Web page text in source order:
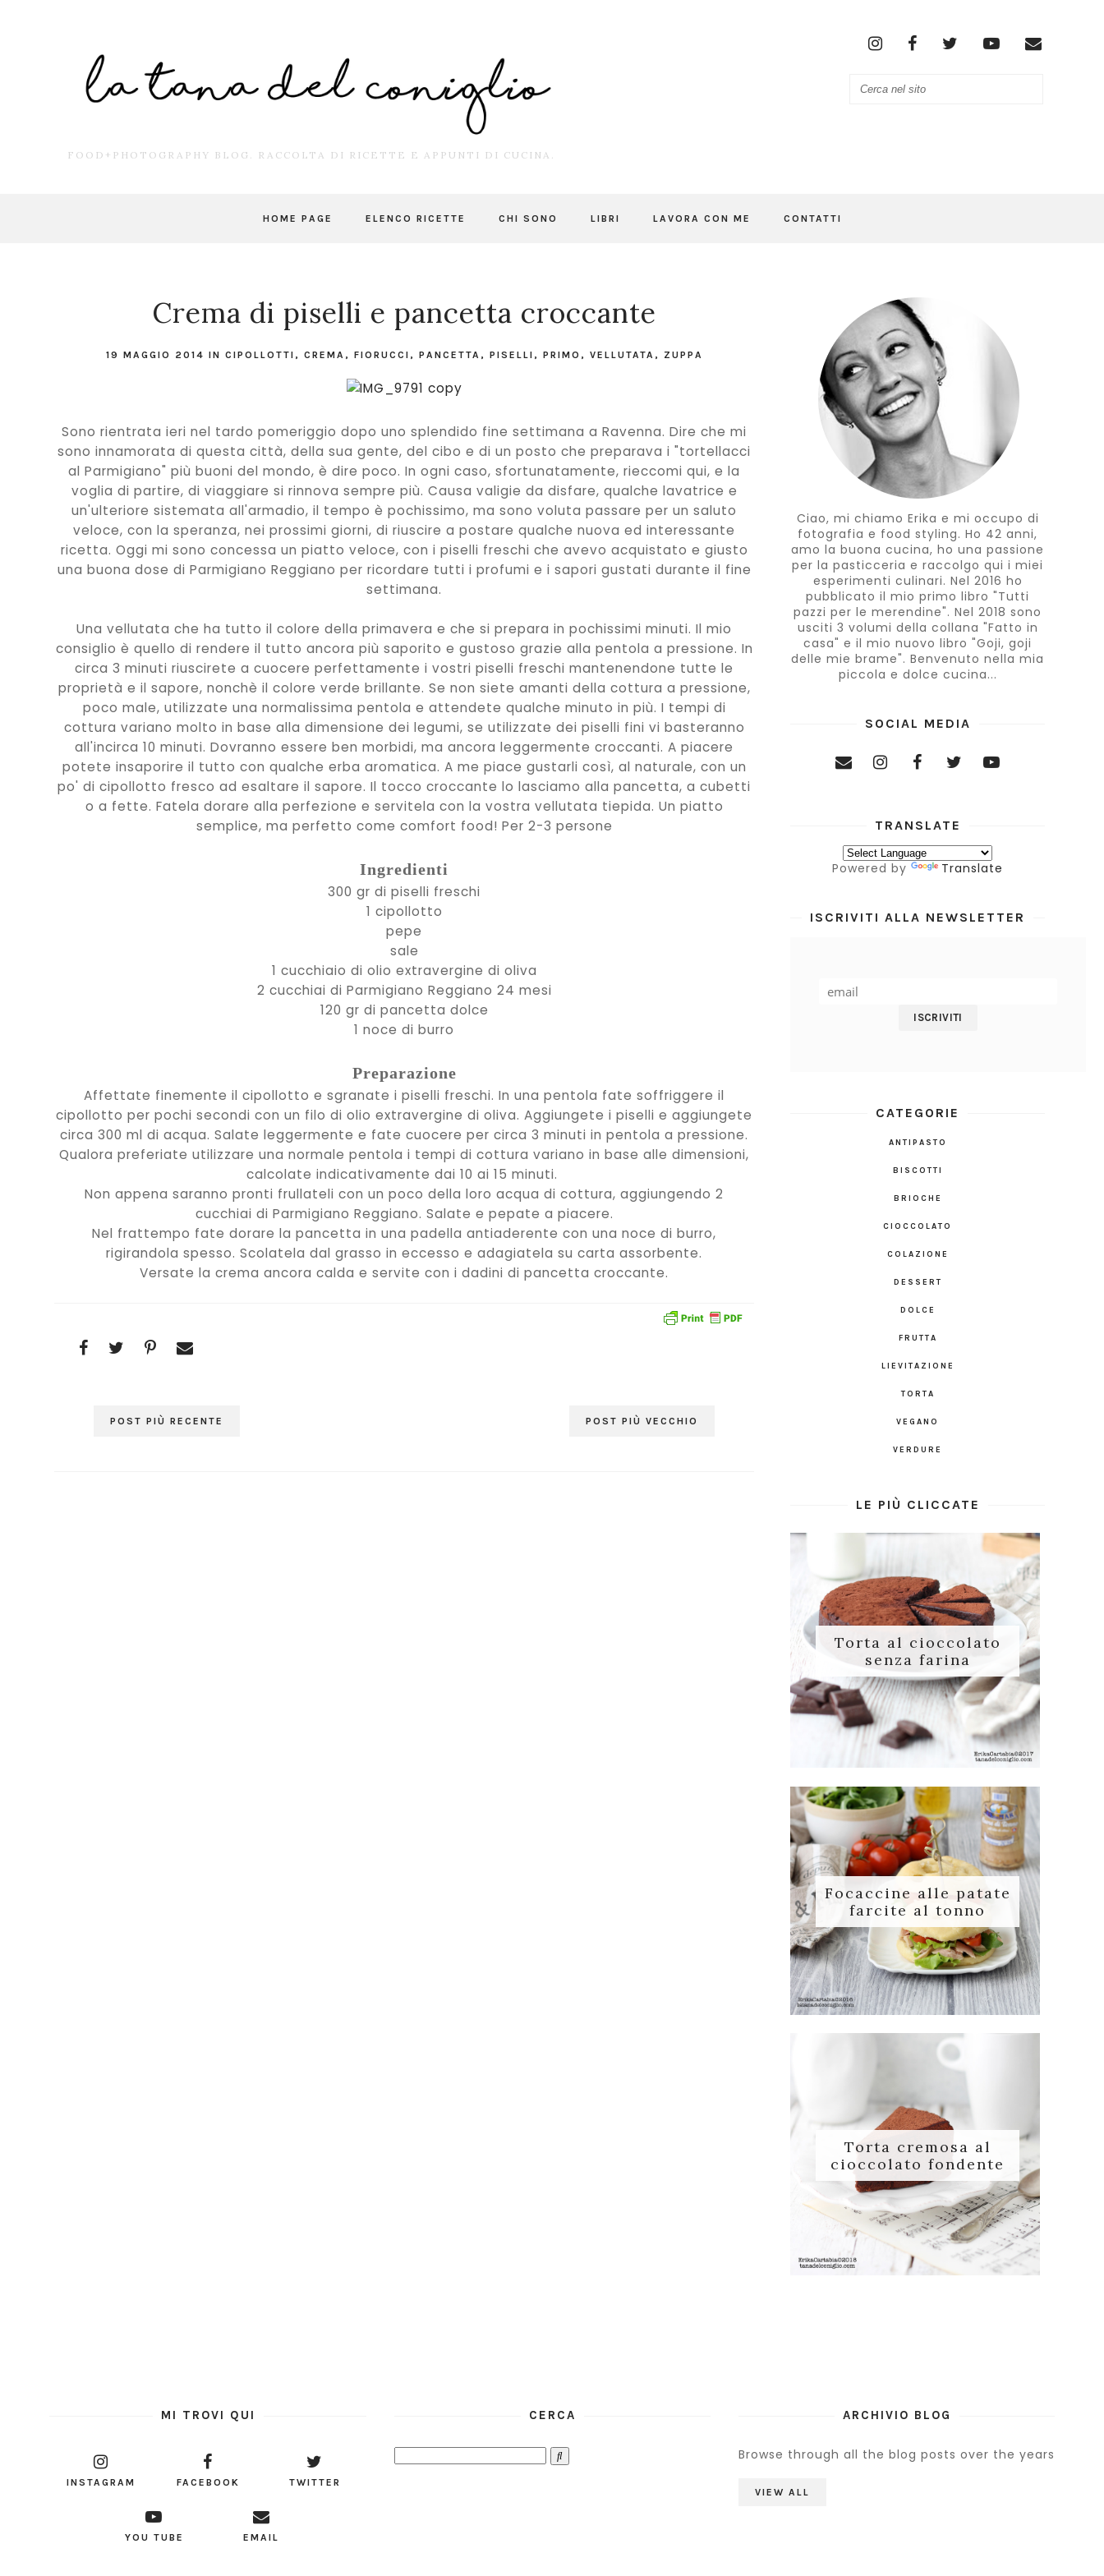
FOOD+PHOTOGRAPHY BLOG. RACCOLTA DI RICETTE E APPUNTI DI CUCINA.
HOME PAGE ELENCO RICETTE CHI SONO LIBRI LAVORA CON ME CONTATTI
Crema di piselli e pancetta croccante
19 MAGGIO 2014 IN CIPOLLOTTI , CREMA , FIORUCCI , PANCETTA , PISELLI , PRIMO , VELLUTATA , ZUPPA
Sono rientrata ieri nel tardo pomeriggio dopo uno splendido fine settimana a Ravenna. Dire che mi
sono innamorata di questa città, della sua gente, del cibo e di un posto che preparava i "tortellacci
al Parmigiano" più buoni del mondo, è dire poco. In ogni caso, sfortunatamente, rieccomi qui, e la
voglia di partire, di viaggiare si rinnova sempre più. Causa valigie da disfare, qualche lavatrice e
un'ulteriore sistemata all'armadio, il tempo è pochissimo, ma sono voluta passare per un saluto
veloce, con la speranza, nei prossimi giorni, di riuscire a postare qualche nuova ed interessante
ricetta. Oggi mi sono concessa un piatto veloce, con i piselli freschi che avevo acquistato e giusto
una buona dose di Parmigiano Reggiano per ricordare tutti i profumi e i sapori gustati durante il fine
settimana.
Una vellutata che ha tutto il colore della primavera e che si prepara in pochissimi minuti. Il mio
consiglio è quello di rendere il tutto ancora più saporito e gustoso grazie alla pentola a pressione. In
circa 3 minuti riuscirete a cuocere perfettamente i vostri piselli freschi mantenendone tutte le
proprietà e il sapore, nonchè il colore verde brillante. Se non siete amanti della cottura a pressione,
poco male, utilizzate una normalissima pentola e attendete qualche minuto in più. I tempi di
cottura variano molto in base alla dimensione dei legumi, se utilizzate dei piselli fini vi basteranno
all'incirca 10 minuti. Dovranno essere ben morbidi, ma ancora leggermente croccanti. A piacere
potete insaporire il tutto con qualche erba aromatica. A me piace gustarli così, al naturale, con un
po' di cipollotto fresco ad esaltare il sapore. Il tocco croccante lo lasciamo alla pancetta, a cubetti
o a fette. Fatela dorare alla perfezione e servitela con la vostra vellutata tiepida. Un piatto
semplice, ma perfetto come comfort food! Per 2-3 persone
Ingredienti
300 gr di piselli freschi
1 cipollotto
pepe
sale
1 cucchiaio di olio extravergine di oliva
2 cucchiai di Parmigiano Reggiano 24 mesi
120 gr di pancetta dolce
1 noce di burro
Preparazione
Affettate finemente il cipollotto e sgranate i piselli freschi. In una pentola fate soffriggere il
cipollotto per pochi secondi con un filo di olio extravergine di oliva. Aggiungete i piselli e aggiungete
circa 300 ml di acqua. Salate leggermente e fate cuocere per circa 3 minuti in pentola a pressione.
Qualora preferiate utilizzare una normale pentola i tempi di cottura variano in base alle dimensioni,
calcolate indicativamente dai 10 ai 15 minuti.
Non appena saranno pronti frullateli con un poco della loro acqua di cottura, aggiungendo 2
cucchiai di Parmigiano Reggiano. Salate e pepate a piacere.
Nel frattempo fate dorare la pancetta in una padella antiaderente con una noce di burro,
rigirandola spesso. Scolatela dal grasso in eccesso e adagiatela su carta assorbente.
Versate la crema ancora calda e servite con i dadini di pancetta croccante.
POST PIÙ RECENTE POST PIÙ VECCHIO
Ciao, mi chiamo Erika e mi occupo di
fotografia e food styling. Ho 42 anni,
amo la buona cucina, ho una passione
per la pasticceria e raccolgo qui i miei
esperimenti culinari. Nel 2016 ho
pubblicato il mio primo libro "Tutti
pazzi per le merendine". Nel 2018 sono
usciti 3 volumi della collana "Fatto in
casa" e il mio nuovo libro "Goji, goji
delle mie brame". Benvenuto nella mia
piccola e dolce cucina...
SOCIAL MEDIA
TRANSLATE
Powered by Translate
ISCRIVITI ALLA NEWSLETTER
CATEGORIE
ANTIPASTO
BISCOTTI
BRIOCHE
CIOCCOLATO
COLAZIONE
DESSERT
DOLCE
FRUTTA
LIEVITAZIONE
TORTA
VEGANO
VERDURE
LE PIÙ CLICCATE
Torta al cioccolato
senza farina
Focaccine alle patate
farcite al tonno
Torta cremosa al
cioccolato fondente
MI TROVI QUI
INSTAGRAM FACEBOOK TWITTER
YOU TUBE EMAIL
CERCA ARCHIVIO BLOG
Browse through all the blog posts over the years
VIEW ALL